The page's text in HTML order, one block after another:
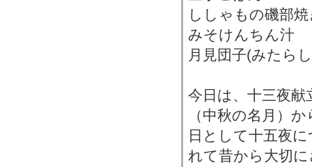
ししゃもの磯部焼
みそけんちん汁
月見団子(みたら
今日は、十三夜
（中秋の名月）
日として十五夜
れて昔から大切